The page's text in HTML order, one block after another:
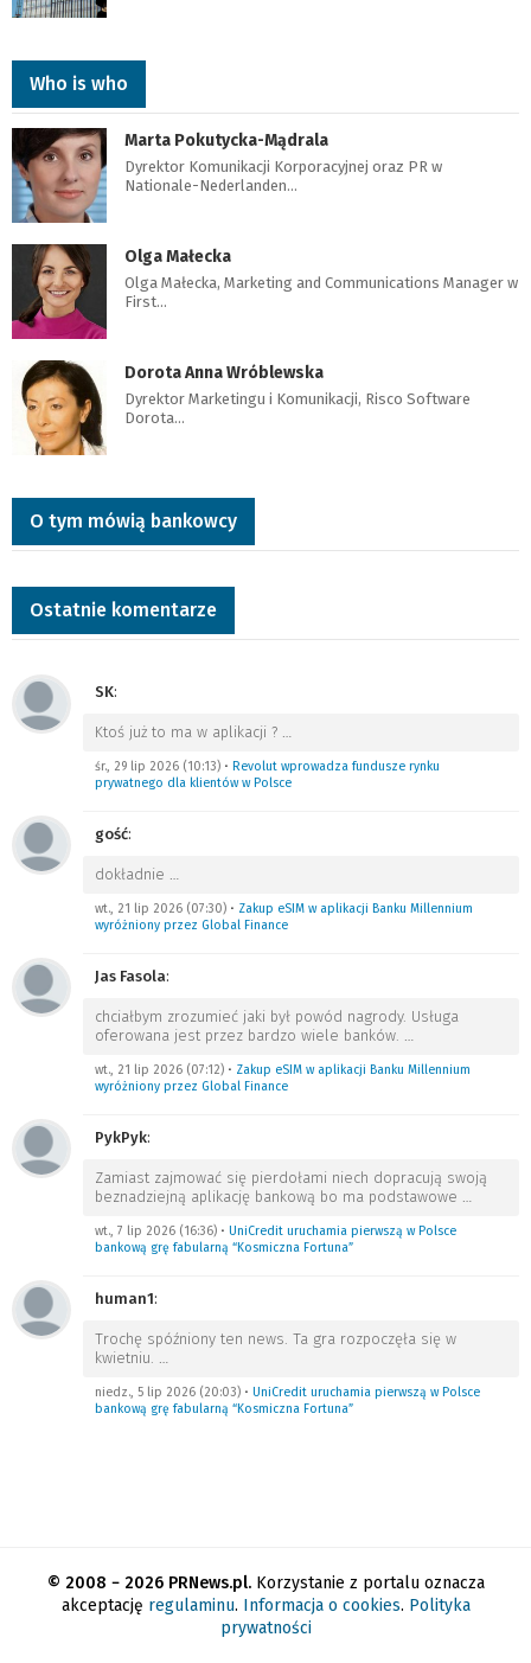
Who is who
Marta Pokutycka-Mądrala
Dyrektor Komunikacji Korporacyjnej oraz PR w
Nationale-Nederlanden…
Olga Małecka
Olga Małecka, Marketing and Communications Manager w
First…
Dorota Anna Wróblewska
Dyrektor Marketingu i Komunikacji, Risco Software
Dorota…
O tym mówią bankowcy
Ostatnie komentarze
SK:
Ktoś już to ma w aplikacji ? …
śr., 29 lip 2026 (10:13) • Revolut wprowadza fundusze rynku
prywatnego dla klientów w Polsce
gość:
dokładnie …
wt., 21 lip 2026 (07:30) • Zakup eSIM w aplikacji Banku Millennium
wyróżniony przez Global Finance
Jas Fasola:
chciałbym zrozumieć jaki był powód nagrody. Usługa
oferowana jest przez bardzo wiele banków. …
wt., 21 lip 2026 (07:12) • Zakup eSIM w aplikacji Banku Millennium
wyróżniony przez Global Finance
PykPyk:
Zamiast zajmować się pierdołami niech dopracują swoją
beznadziejną aplikację bankową bo ma podstawowe …
wt., 7 lip 2026 (16:36) • UniCredit uruchamia pierwszą w Polsce
bankową grę fabularną “Kosmiczna Fortuna”
human1:
Trochę spóźniony ten news. Ta gra rozpoczęła się w
kwietniu. …
niedz., 5 lip 2026 (20:03) • UniCredit uruchamia pierwszą w Polsce
bankową grę fabularną “Kosmiczna Fortuna”
© 2008 − 2026 PRNews.pl.Korzystanie z portalu oznacza
akceptację regulaminu. Informacja o cookies. Polityka
prywatności